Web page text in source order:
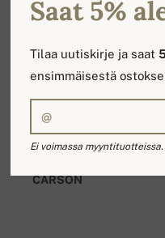
CARSON
Saat 5%
Tilaa uutiskirje ja saat
ensimmäisestä
Ei voimassa myyntituotteissa.